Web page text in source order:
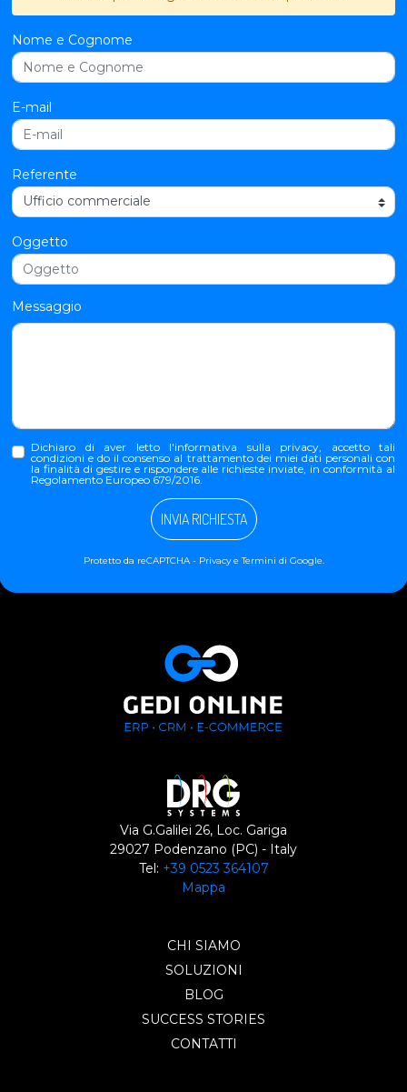
Nome e Cognome
E-mail
Referente
Oggetto
Messaggio
Dichiaro di aver letto l'informativa sulla privacy, accetto tali
condizioni e do il consenso al trattamento dei miei dati personali con
la finalità di gestire e rispondere alle richieste inviate, in conformità al
Regolamento Europeo 679/2016.
INVIA RICHIESTA
Protetto da reCAPTCHA - PrivacyeTermini di Google.
Via G.Galilei 26, Loc. Gariga
29027 Podenzano (PC) - Italy
Tel: +39 0523 364107
Mappa
CHI SIAMO
SOLUZIONI
BLOG
SUCCESS STORIES
CONTATTI